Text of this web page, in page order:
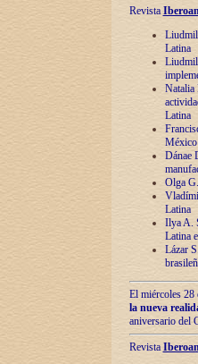
Revista
Latina
Natalia
Latina
México
Dánae
Olga
Latina
Ilya A.
Latina
Lázar
El miércoles 28
la nueva
aniversario del
Revista